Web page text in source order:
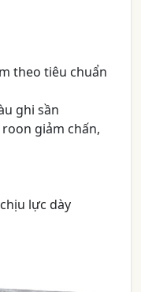
theo tiêu chuẩn
ghi sần
giảm chấn,
lực dày